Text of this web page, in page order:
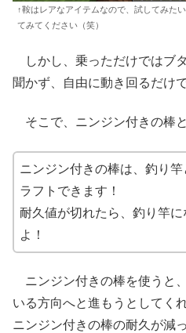
↑鞍はレアなアイテムなので、試してみた
てみてください（笑）
しかし、乗っただけではブ
聞かず、自由に動き回るだけで
そこで、ニンジン付きの棒
ニンジン付きの棒は、釣り竿
ラフトできます！
耐久値が切れたら、釣り竿
よ！
ニンジン付きの棒を使うと
いる方向へと進もうとしてく
ニンジン付きの棒の耐久が減